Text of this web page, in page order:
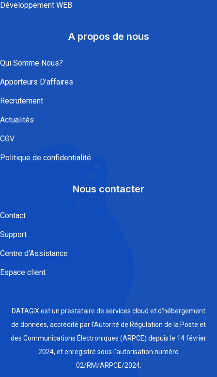
Développement WEB
A propos de nous
Qui Somme Nous?
Apporteurs D’affaires
Recrutement
Actualités
CGV
Politique de confidentialité​
Nous contacter
Contact
Support
Centre d’Assistance
Espace client
DATAGIX est un prestataire de services cloud et d’hébergement
de données, accrédité par l’Autorité de Régulation de la Poste et
des Communications Électroniques (ARPCE) depuis le 14 février
2024, et enregistré sous l’autorisation numéro
02/RM/ARPCE/2024.